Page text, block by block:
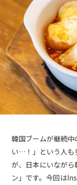
韓国ブームが継続
い…！」という人も
が、日本にいなが
ン」です。今回は